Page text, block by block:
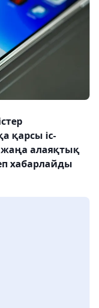
қарсы іс-
алаяқтық
хабарлайды